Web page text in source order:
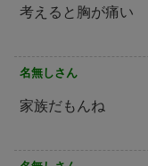
考えると胸が痛い
名無しさん
家族だもんね